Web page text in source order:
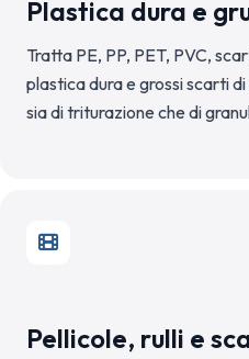
Plastica dura e
Tratta PE, PP, PET, PVC,
plastica dura e grossi scarti
sia di triturazione che di
Pellicole, rulli e